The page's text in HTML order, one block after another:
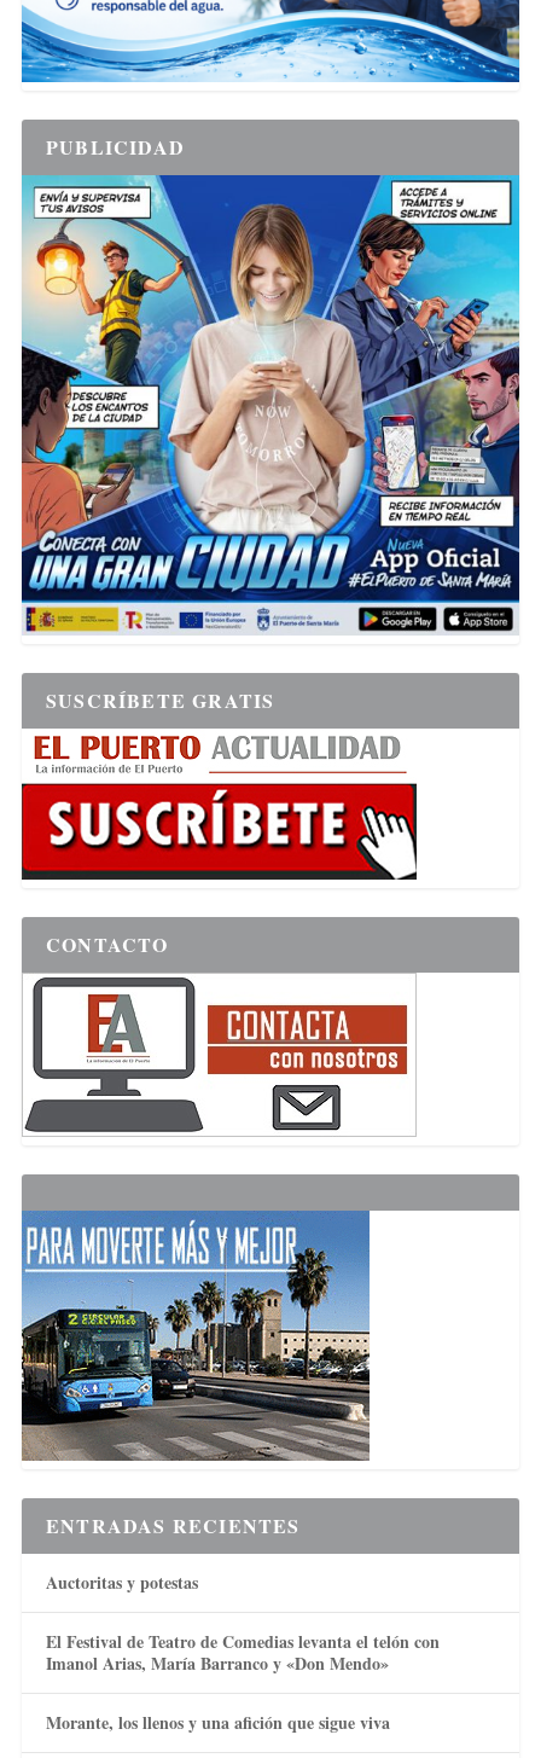
PUBLICIDAD
SUSCRÍBETE GRATIS
CONTACTO
ENTRADAS RECIENTES
Auctoritas y potestas
El Festival de Teatro de Comedias levanta el telón con
Imanol Arias, María Barranco y «Don Mendo»
Morante, los llenos y una afición que sigue viva